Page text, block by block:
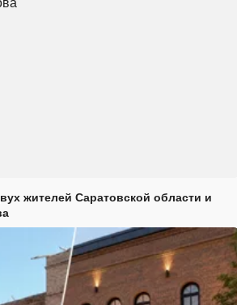
жителей Саратовской области и